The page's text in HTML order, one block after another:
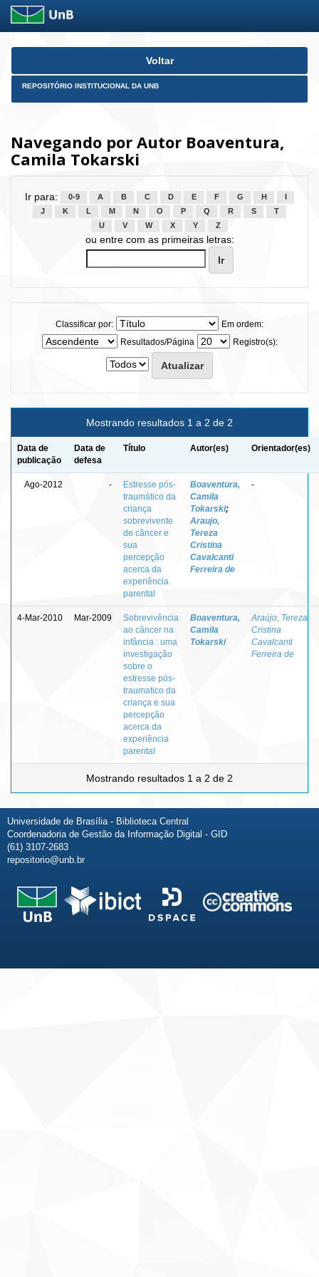
Skip
Voltar
REPOSITÓRIO INSTITUCIONAL DA UNB
Navegando por Autor Boaventura,
Camila Tokarski
Ir para: 0-9 A B C D E F G H
J
K L M N O P Q R S
T
U
V W X Y Z
ou entre com as primeiras letras:
Classificar por:
Em ordem:
Resultados/Página
Registro(s):
Mostrando resultados 1 a 2 de 2
Data de
publicação
Data de
defesa
Título Autor(es) Orientador(es)
Ago-2012 -
Estresse pós-
traumático da
criança
sobrevivente
de câncer e
sua
percepção
acerca da
experiência
parental
Boaventura,
Camila
Tokarski;
Araujo,
Tereza
Cristina
Cavalcanti
Ferreira de
-
4-Mar-2010 Mar-2009
Sobrevivência
ao câncer na
infância : uma
investigação
sobre o
estresse pós-
traumatico da
criança e sua
percepção
acerca da
experiência
parental
Boaventura,
Camila
Tokarski
Araújo, Tereza
Cristina
Cavalcanti
Ferreira de
Mostrando resultados 1 a 2 de 2
Universidade de Brasília - Biblioteca Central
Coordenadoria de Gestão da Informação Digital - GID
(61) 3107-2683
repositorio@unb.br